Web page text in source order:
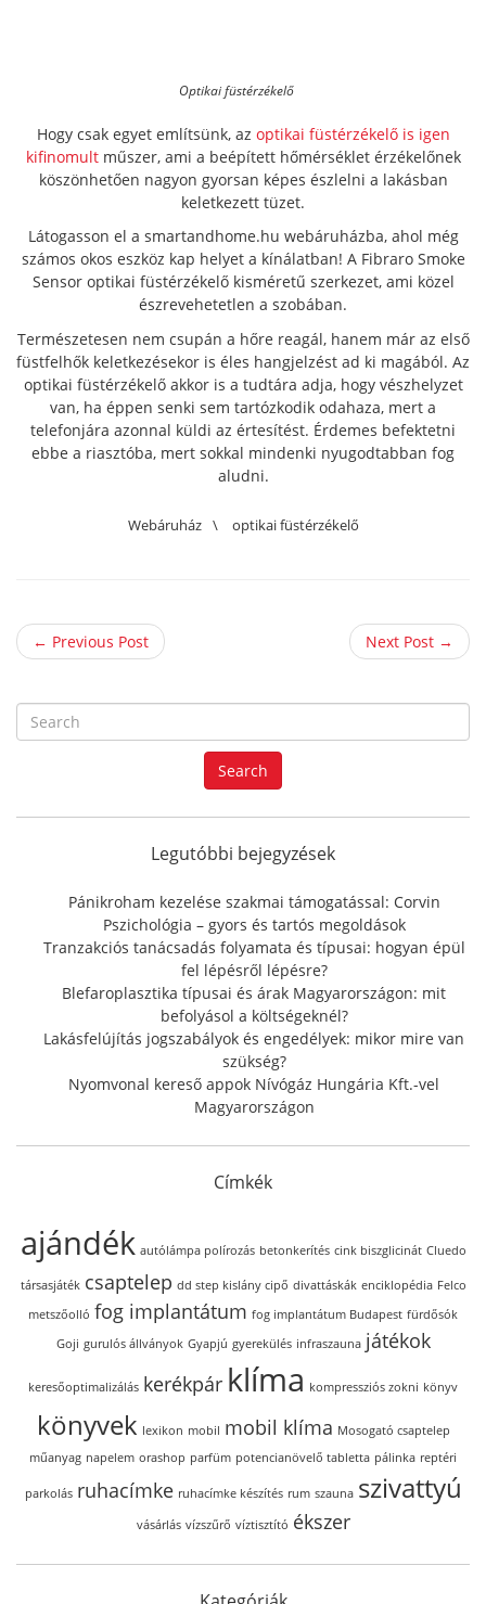
Optikai füstérzékelő
Hogy csak egyet említsünk, az optikai füstérzékelő is igen
kifinomultműszer, ami a beépített hőmérséklet érzékelőnek
köszönhetően nagyon gyorsan képes észlelni a lakásban
keletkezett tüzet.
Látogasson el a smartandhome.hu webáruházba, ahol még
számos okos eszköz kap helyet a kínálatban! A Fibraro Smoke
Sensor optikai füstérzékelő kisméretű szerkezet, ami közel
észrevehetetlen a szobában.
Természetesen nem csupán a hőre reagál, hanem már az első
füstfelhők keletkezésekor is éles hangjelzést ad ki magából. Az
optikai füstérzékelő akkor is a tudtára adja, hogy vészhelyzet
van, ha éppen senki sem tartózkodik odahaza, mert a
telefonjára azonnal küldi az értesítést. Érdemes befektetni
ebbe a riasztóba, mert sokkal mindenki nyugodtabban fog
aludni.
Webáruház \ optikai füstérzékelő
← Previous Post Next Post →
e
a
r
f
r
:
Search
Legutóbbi bejegyzések
Pánikroham kezelése szakmai támogatással: Corvin
Pszichológia – gyors és tartós megoldások
Tranzakciós tanácsadás folyamata és típusai: hogyan épül
fel lépésről lépésre?
Blefaroplasztika típusai és árak Magyarországon: mit
befolyásol a költségeknél?
Lakásfelújítás jogszabályok és engedélyek: mikor mire van
szükség?
Nyomvonal kereső appok Nívógáz Hungária Kft.-vel
Magyarországon
Címkék
ajándék autólámpa polírozás betonkerítés cink biszglicinát Cluedo
társasjáték csaptelep dd step kislány cipő divattáskák enciklopédia Felco
metszőolló fog implantátum fog implantátum Budapest fürdősók
Goji gurulós állványok Gyapjú gyerekülés infraszauna játékok
keresőoptimalizálás kerékpár klíma kompressziós zokni könyv
könyvek lexikon mobil mobil klíma Mosogató csaptelep
műanyag napelem orashop parfüm potencianövelő tabletta pálinka reptéri
parkolás ruhacímke ruhacímke készítés rum szauna szivattyú
vásárlás vízszűrő víztisztító ékszer